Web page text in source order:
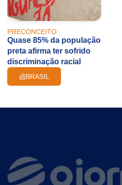
PRECONCEITO
Quase 85% da população
preta afirma ter sofrido
discriminação racial
BRASIL